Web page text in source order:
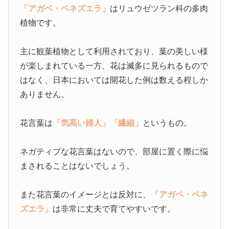
「アガベ・ベネズエラ」 はリュウゼツラン科の多肉
植物です。
主に観葉植物として利用されており、葉の美しい様
が楽しまれている一方、花は滅多に見られるもので
はなく、日本においては開花した例は数える程しか
ありません。
花言葉は 「気高い婦人」 「繊細」 というもの。
ネガティブな花言葉はないので、部屋に置く際に悩
まされることはないでしょう。
また花言葉のイメージとは反対に、
「アガベ・ベネ
ズエラ」 は非常に丈夫で育てやすいです。